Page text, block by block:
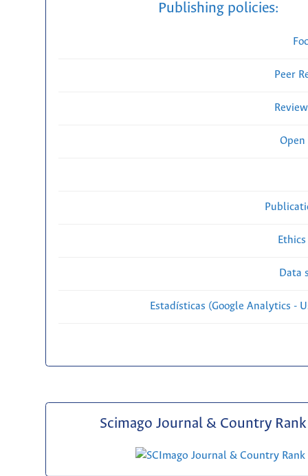
Publishing policies:
Peer
Open
Data
Estadísticas (Google Analytics -
Scimago Journal & Country Rank